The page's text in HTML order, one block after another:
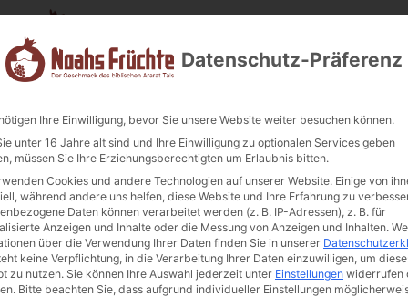
Basturma
Art. Nr.: BA-001-1 Kategorien
Enthält 7% MwSt. 7 % DE
zzgl.Versand
Dieses Produkt ist derzeit
Datenschutz-Präferenz
Ihre Einwilligung, bevor Sie unsere Website weiter besuchen können.
unter 16 Jahre alt sind und Ihre Einwilligung zu optionalen Services geben
müssen Sie Ihre Erziehungsberechtigten um Erlaubnis bitten.
Cookies und andere Technologien auf unserer Website. Einige von
während andere uns helfen, diese Website und Ihre Erfahrung zu
Daten können verarbeitet werden (z. B. IP-Adressen), z. B. für
Anzeigen und Inhalte oder die Messung von Anzeigen und Inhalten.
über die Verwendung Ihrer Daten finden Sie in unserer
keine Verpflichtung, in die Verarbeitung Ihrer Daten einzuwilligen, um
zu nutzen. Sie können Ihre Auswahl jederzeit unter Einstellungen widerrufen
Bitte beachten Sie, dass aufgrund individueller Einstellungen